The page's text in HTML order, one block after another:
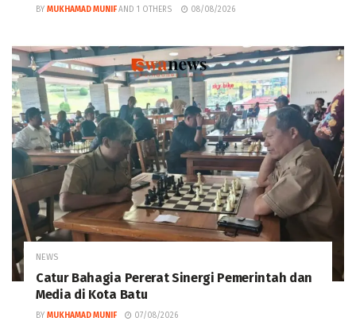
BY MUKHAMAD MUNIF AND 1 OTHERS 08/08/2026
NEWS
Catur Bahagia Pererat Sinergi Pemerintah dan
Media di Kota Batu
BY MUKHAMAD MUNIF 07/08/2026